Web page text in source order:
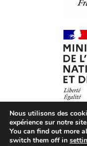
© Les Petits
– CGU–Mentions
Nous utilisons des
expérience sur notre
You can find out more
switch them off in